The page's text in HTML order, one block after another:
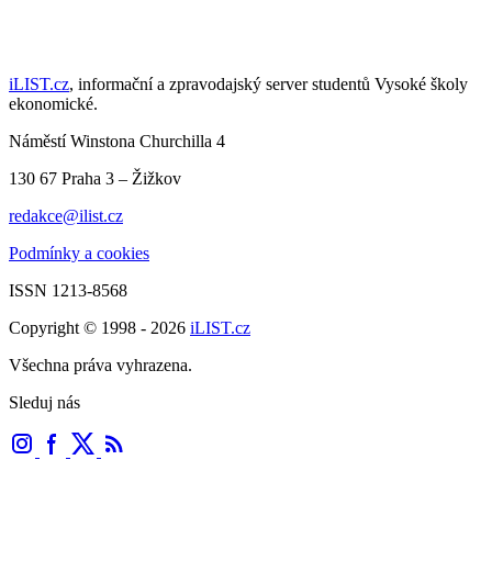
iLIST.cz, informační a zpravodajský server studentů Vysoké školy
ekonomické.
Náměstí Winstona Churchilla 4
130 67 Praha 3 – Žižkov
redakce@ilist.cz
Podmínky a cookies
ISSN 1213-8568
Copyright © 1998 - 2026 iLIST.cz
Všechna práva vyhrazena.
Sleduj nás